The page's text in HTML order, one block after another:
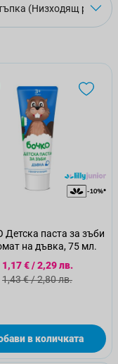
паста за зъби
на дъвка, 75 мл.
Специална цена
1,17 €/2,29 лв.
Стандартна цена
1,43 €/2,80 лв.
в количката